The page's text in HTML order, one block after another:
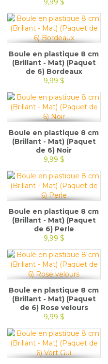
9,99 $
Boule en plastique 8 cm
(Brillant - Mat) (Paquet
de 6) Bordeaux
9,99 $
Boule en plastique 8 cm
(Brillant - Mat) (Paquet
de 6) Noir
9,99 $
Boule en plastique 8 cm
(Brillant - Mat) (Paquet
de 6) Perle
9,99 $
Boule en plastique 8 cm
(Brillant - Mat) (Paquet
de 6) Rose velours
9,99 $